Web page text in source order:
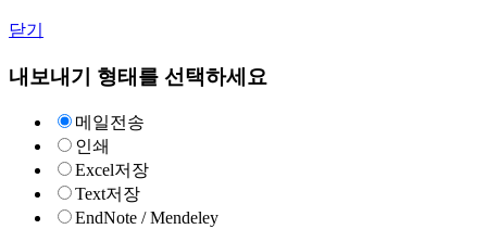
닫기
내보내기 형태를 선택하세요
메일전송
인쇄
Excel저장
Text저장
EndNote / Mendeley